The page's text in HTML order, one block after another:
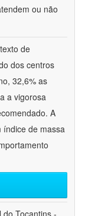
ou não
de
dos centros
32,6% as
a vigorosa
A
índice de massa